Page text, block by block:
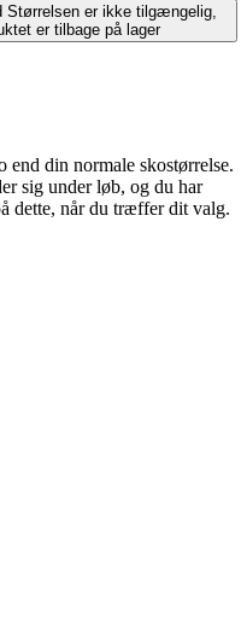
Størrelsen er ikke tilgængelig,
er tilbage på lager
din normale skostørrelse.
sig under løb, og du har
dette, når du træffer dit valg.